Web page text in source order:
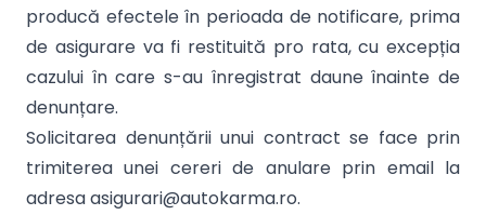
producă efectele în perioada de notificare, prima
de asigurare va fi restituită pro rata, cu excepția
cazului în care s-au înregistrat daune înainte de
denunțare.
Solicitarea denunțării unui contract se face prin
trimiterea unei cereri de anulare prin email la
adresa asigurari@autokarma.ro.